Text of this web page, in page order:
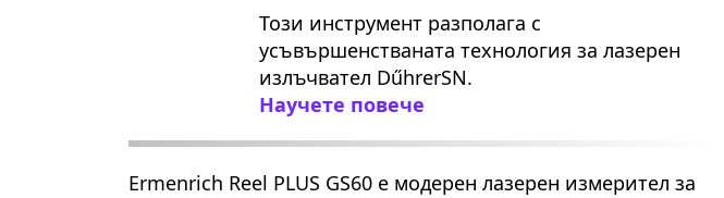
Този инструмент разполага с
усъвършенстваната технология за лазерен
излъчвател DűhrerSN.
Научете повече
Ermenrich Reel PLUS GS60 е модерен лазерен измерител за